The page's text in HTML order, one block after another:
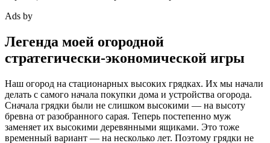
Ads by
Легенда моей огородной
стратегически-экономической игры
Наш огород на стационарных высоких грядках. Их мы начали
делать с самого начала покупки дома и устройства огорода.
Сначала грядки были не слишком высокими — на высоту
бревна от разобранного сарая. Теперь постепенно муж
заменяет их высокими деревянными ящиками. Это тоже
временный вариант — на несколько лет. Поэтому грядки не